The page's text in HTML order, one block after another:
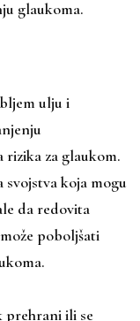
glaukoma.
ulju i
za glaukom.
koja mogu
da redovita
poboljšati
prehrani ili se